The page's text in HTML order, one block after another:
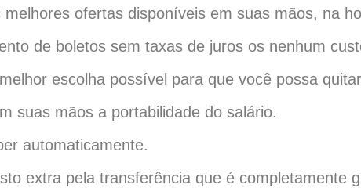
ofertas disponíveis em suas mãos, na
de boletos sem taxas de juros os nenhum
escolha possível para que você possa
suas mãos a portabilidade do salário.
automaticamente.
extra pela transferência que é completamente